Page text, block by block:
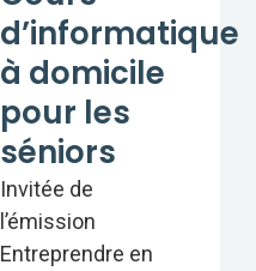
d’informatique
à domicile
pour les
séniors
Invitée de
l’émission
Entreprendre en